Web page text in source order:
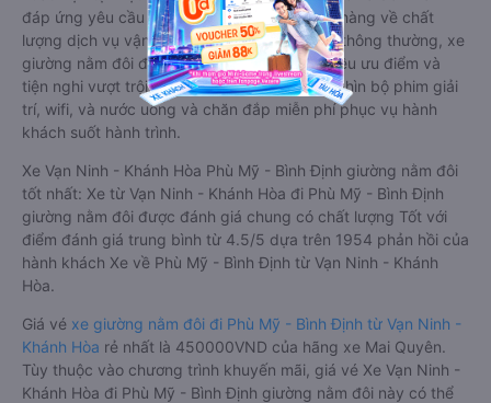
đáp ứng yêu cầu ngày càng cao của khách hàng về chất
lượng dịch vụ vận tải. So với xe giường nằm thông thường, xe
giường nằm đôi đi Phù Mỹ - Bình Định có nhiều ưu điểm và
tiện nghi vượt trội. Màn hình LCD với hàng nghìn bộ phim giải
trí, wifi, và nước uống và chăn đắp miễn phí phục vụ hành
khách suốt hành trình.
Xe Vạn Ninh - Khánh Hòa Phù Mỹ - Bình Định giường nằm đôi
tốt nhất: Xe từ Vạn Ninh - Khánh Hòa đi Phù Mỹ - Bình Định
giường nằm đôi được đánh giá chung có chất lượng Tốt với
điểm đánh giá trung bình từ 4.5/5 dựa trên 1954 phản hồi của
hành khách Xe về Phù Mỹ - Bình Định từ Vạn Ninh - Khánh
Hòa.
Giá vé xe giường nằm đôi đi Phù Mỹ - Bình Định từ Vạn Ninh -
Khánh Hòa rẻ nhất là 450000VND của hãng xe Mai Quyên.
Tùy thuộc vào chương trình khuyến mãi, giá vé Xe Vạn Ninh -
Khánh Hòa đi Phù Mỹ - Bình Định giường nằm đôi này có thể